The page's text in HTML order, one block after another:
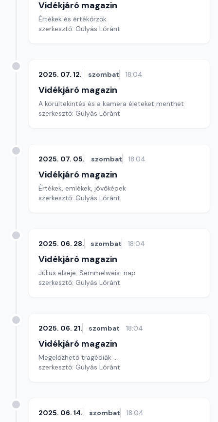
Vidékjáró magazin
Értékek és értékőrzők
szerkesztő: Gulyás Lóránt
2025. 07. 12. szombat 18:04
Vidékjáró magazin
A körültekintés és a kamera életeket menthet
szerkesztő: Gulyás Lóránt
2025. 07. 05. szombat 18:04
Vidékjáró magazin
Értékek, emlékek, jövőképek
szerkesztő: Gulyás Lóránt
2025. 06. 28. szombat 18:04
Vidékjáró magazin
Július elseje: Semmelweis-nap
szerkesztő: Gulyás Lóránt
2025. 06. 21. szombat 18:04
Vidékjáró magazin
Megelőzhető tragédiák ...
szerkesztő: Gulyás Lóránt
2025. 06. 14. szombat 18:04